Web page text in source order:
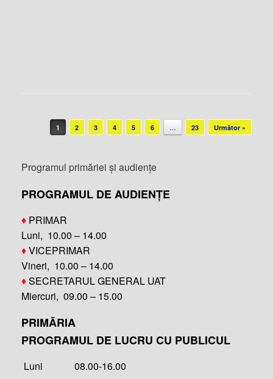
Post navigation
1 2 3 4 5 6 … 23 Următor »
Programul primăriei și audiențe
PROGRAMUL DE AUDIENȚE
♦ PRIMAR
Luni, 10.00 – 14.00
♦VICEPRIMAR
Vineri, 10.00 – 14.00
♦SECRETARUL GENERAL UAT
Miercuri, 09.00 – 15.00
PRIMĂRIA
PROGRAMUL DE LUCRU CU PUBLICUL
Luni 08.00-16.00